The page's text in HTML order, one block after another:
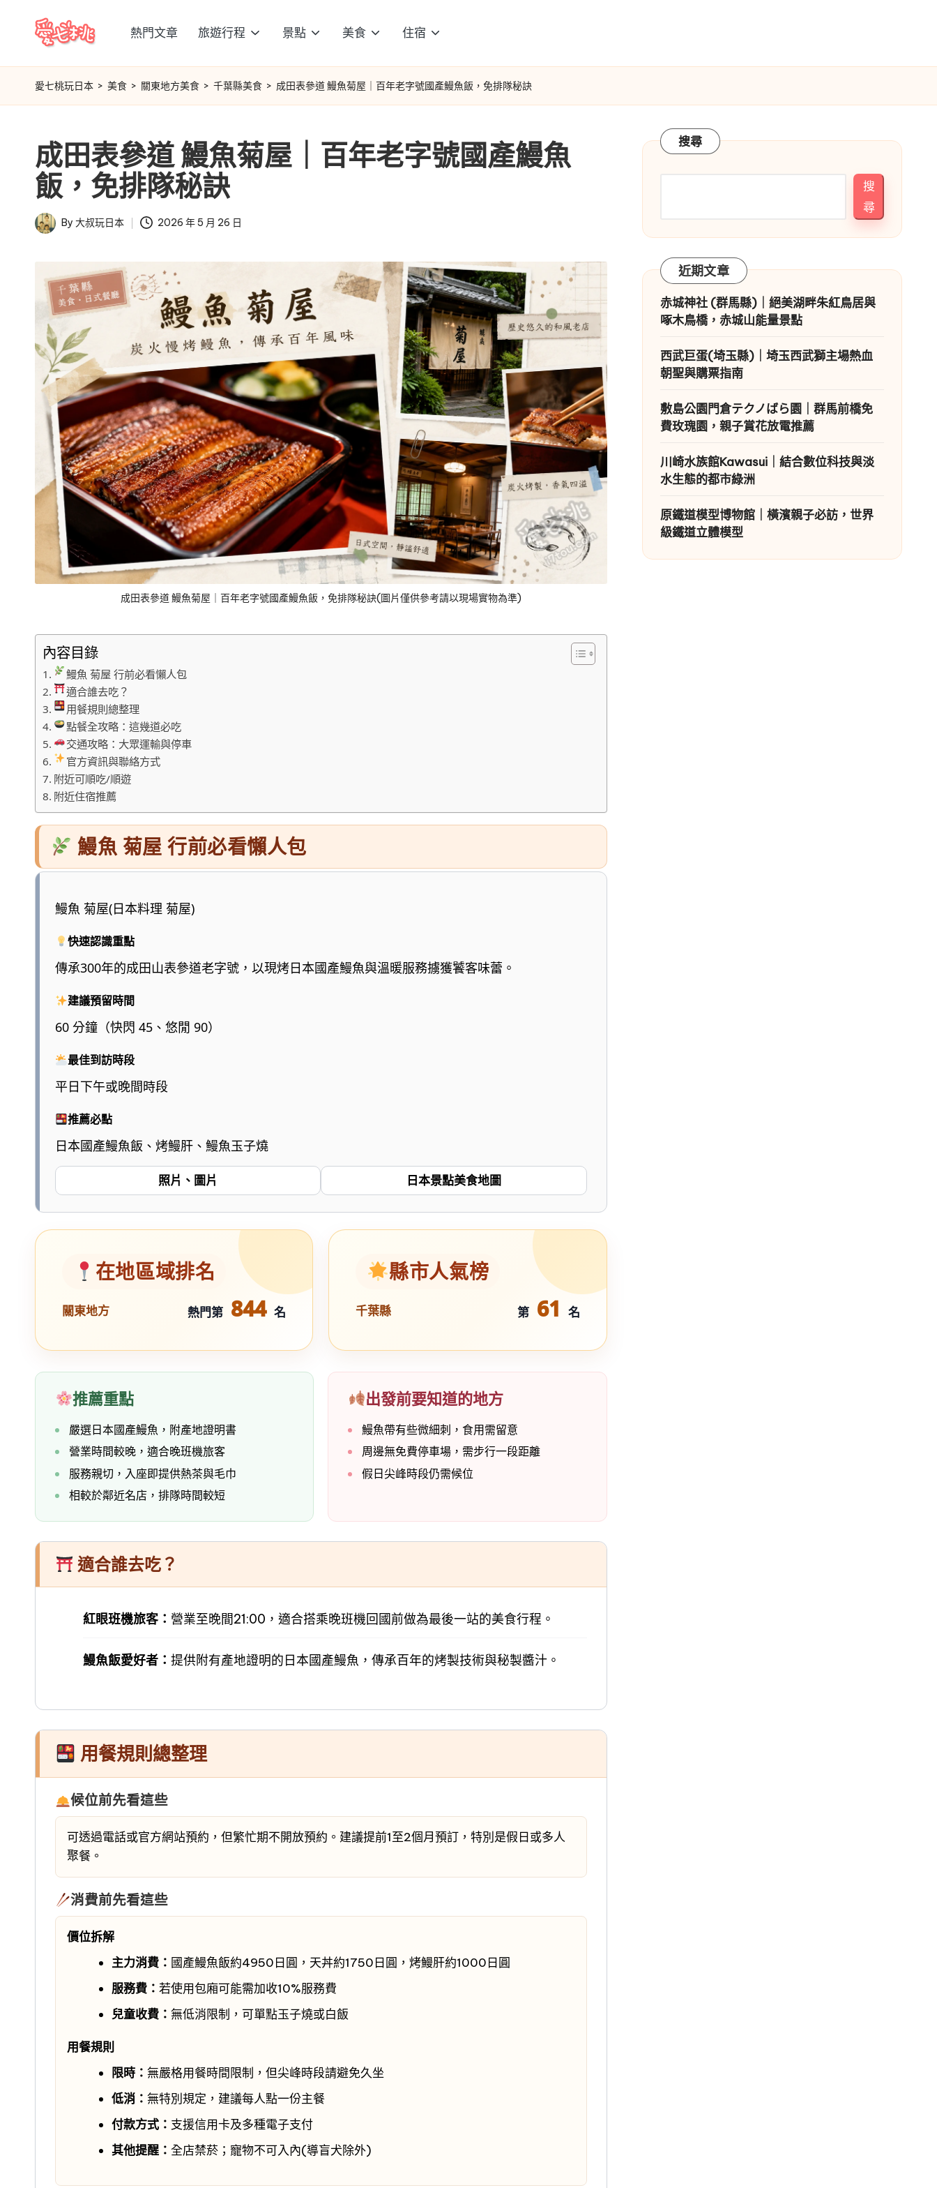
content愛
七
玩
日
本
熱門文章 旅遊行程 景點 美食 住宿
愛七桃玩日本 > 美食 > 關東地方美食 > 千葉縣美食 > 成田表參道 鰻魚菊屋｜百年老字號國產鰻魚飯，免排隊秘訣
成田表參道 鰻魚菊屋｜百年老字號國產鰻魚
飯，免排隊秘訣
Posted
By 大叔玩日本 2026 年 5 月 26 日
成田表參道 鰻魚菊屋｜百年老字號國產鰻魚飯，免排隊秘訣(圖片僅供參考請以現場實物為準)
內容目錄
鰻魚 菊屋 行前必看懶人包
適合誰去吃？
用餐規則總整理
點餐全攻略：這幾道必吃
交通攻略：大眾運輸與停車
官方資訊與聯絡方式
附近可順吃/順遊
附近住宿推薦
鰻魚 菊屋 行前必看懶人包
鰻魚 菊屋(日本料理 菊屋)
快速認識重點
傳承300年的成田山表參道老字號，以現烤日本國產鰻魚與溫暖服務擄獲饕客味蕾。
建議預留時間
60 分鐘（快閃 45、悠閒 90）
最佳到訪時段
平日下午或晚間時段
推薦必點
日本國產鰻魚飯、烤鰻肝、鰻魚玉子燒
照片、圖片 日本景點美食地圖
在地區域排名
關東地方 熱門第 844 名
縣市人氣榜
千葉縣 第 61 名
推薦重點
嚴選日本國產鰻魚，附產地證明書
營業時間較晚，適合晚班機旅客
服務親切，入座即提供熱茶與毛巾
相較於鄰近名店，排隊時間較短
出發前要知道的地方
鰻魚帶有些微細刺，食用需留意
周邊無免費停車場，需步行一段距離
假日尖峰時段仍需候位
適合誰去吃？
紅眼班機旅客： 營業至晚間21:00，適合搭乘晚班機回國前做為最後一站的美食行程。
鰻魚飯愛好者： 提供附有產地證明的日本國產鰻魚，傳承百年的烤製技術與秘製醬汁。
用餐規則總整理
候位前先看這些
可透過電話或官方網站預約，但繁忙期不開放預約。建議提前1至2個月預訂，特別是假日或多人
聚餐。
消費前先看這些
價位拆解
主力消費： 國產鰻魚飯約4950日圓，天丼約1750日圓，烤鰻肝約1000日圓
服務費： 若使用包廂可能需加收10%服務費
兒童收費： 無低消限制，可單點玉子燒或白飯
用餐規則
限時： 無嚴格用餐時間限制，但尖峰時段請避免久坐
低消： 無特別規定，建議每人點一份主餐
付款方式： 支援信用卡及多種電子支付
其他提醒： 全店禁菸；寵物不可入內(導盲犬除外)
搜尋
搜
尋
近期文章
赤城神社 (群馬縣)｜絕美湖畔朱紅鳥居與
啄木鳥橋，赤城山能量景點
西武巨蛋(埼玉縣)｜埼玉西武獅主場熱血
朝聖與購票指南
敷島公園門倉テクノばら園｜群馬前橋免
費玫瑰園，親子賞花放電推薦
川崎水族館Kawasui｜結合數位科技與淡
水生態的都市綠洲
原鐵道模型博物館｜橫濱親子必訪，世界
級鐵道立體模型